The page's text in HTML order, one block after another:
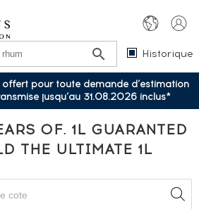
Historique
offert pour toute demande d’estimation
jusqu’au 31.08.2026 inclus*
OF. 1L GUARANTED
THE ULTIMATE 1L